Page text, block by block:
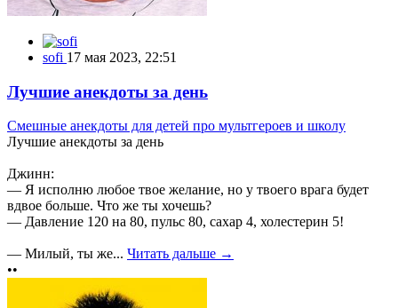
sofi 17 мая 2023, 22:51
Лучшие анекдоты за день
Смешные анекдоты для детей про мультгероев и школу
Лучшие анекдоты за день
Джинн:
— Я исполню любое твое желание, но у твоего врага будет
вдвое больше. Что же ты хочешь?
— Давление 120 на 80, пульс 80, сахар 4, холестерин 5!
— Милый, ты же... Читать дальше →
••